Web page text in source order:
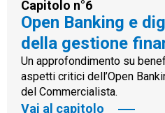
Capitolo n°6
Open Banking e
della gestione
Un approfondimento su
aspetti critici dell’Open
del Commercialista.
Vai al capitolo